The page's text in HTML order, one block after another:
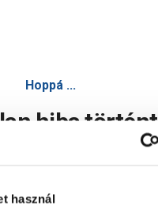
használ
Hoppá ...
hiba történt